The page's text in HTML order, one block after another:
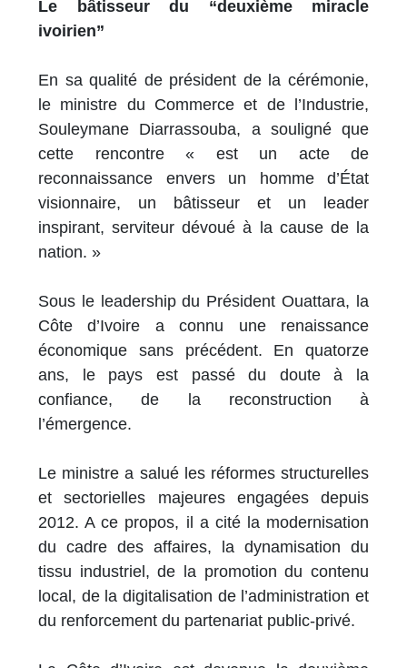
Le bâtisseur du “deuxième miracle
ivoirien”
En sa qualité de président de la cérémonie,
le ministre du Commerce et de l’Industrie,
Souleymane Diarrassouba, a souligné que
cette rencontre « est un acte de
reconnaissance envers un homme d’État
visionnaire, un bâtisseur et un leader
inspirant, serviteur dévoué à la cause de la
nation. »
Sous le leadership du Président Ouattara, la
Côte d’Ivoire a connu une renaissance
économique sans précédent. En quatorze
ans, le pays est passé du doute à la
confiance, de la reconstruction à
l’émergence.
Le ministre a salué les réformes structurelles
et sectorielles majeures engagées depuis
2012. A ce propos, il a cité la modernisation
du cadre des affaires, la dynamisation du
tissu industriel, de la promotion du contenu
local, de la digitalisation de l’administration et
du renforcement du partenariat public-privé.